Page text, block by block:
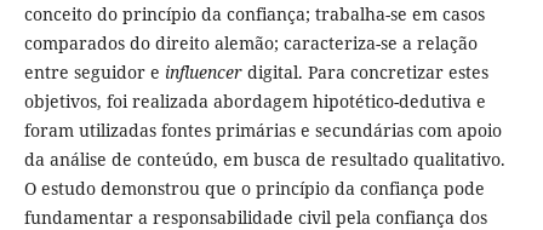
conceito do princípio da confiança; trabalha-se em casos
comparados do direito alemão; caracteriza-se a relação
entre seguidor e influencer digital. Para concretizar estes
objetivos, foi realizada abordagem hipotético-dedutiva e
foram utilizadas fontes primárias e secundárias com apoio
da análise de conteúdo, em busca de resultado qualitativo.
O estudo demonstrou que o princípio da confiança pode
fundamentar a responsabilidade civil pela confiança dos